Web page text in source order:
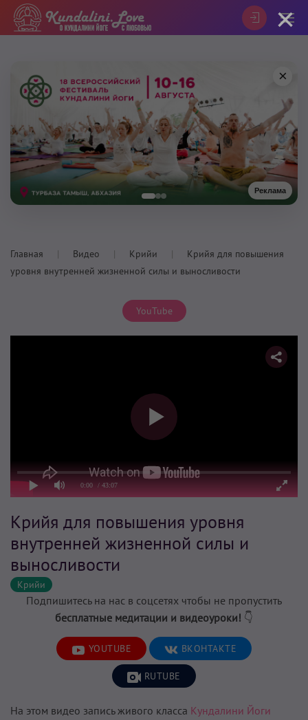
Реклама
×
Главная Видео Крийи
Крийя для повышения
уровня внутренней жизненной силы и выносливости
YouTube
0:00 / 43:07
Крийя для повышения уровня
внутренней жизненной силы и
выносливости
Крийи
Подпишитесь на нас в соцсетях чтобы не пропустить
бесплатные медитации и видеоуроки! 👇
YOUTUBE ВКОНТАКТЕ
RUTUBE
На этом видео запись живого класса Кундалини Йоги
×